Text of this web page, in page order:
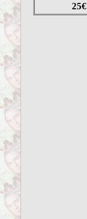
25€